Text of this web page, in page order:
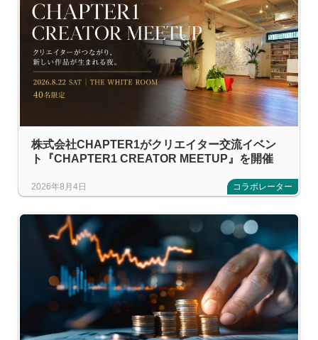
株式会社CHAPTER1がクリエイター交流イベン
ト『CHAPTER1 CREATOR MEETUP』を開催
2026年8月4日 コラボレーター